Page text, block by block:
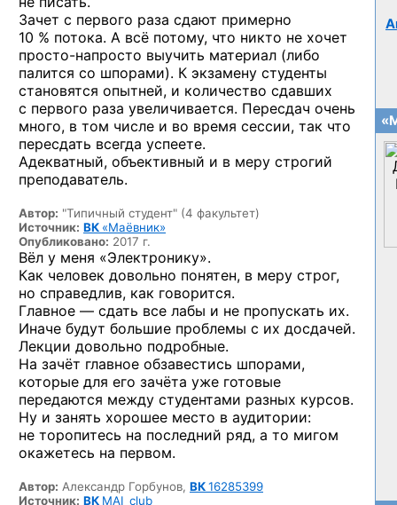
Зачет с первого раза сдают примерно
10 % потока. А всё потому, что никто не хочет
просто-напросто выучить материал (либо
палится со шпорами). К экзамену студенты
становятся опытней, и количество сдавших
с первого раза увеличивается. Пересдач очень
много, в том числе и во время сессии, так что
пересдать всегда успеете.
Адекватный, объективный и в меру строгий
преподаватель.
Автор: "Типичный студент" (4 факультет)
Источник: ВК «Маёвник»
Опубликовано: 2017 г.
Вёл у меня «Электронику».
Как человек довольно понятен, в меру строг,
но справедлив, как говорится.
Главное — сдать все лабы и не пропускать их.
Иначе будут большие проблемы с их досдачей.
Лекции довольно подробные.
На зачёт главное обзавестись шпорами,
которые для его зачёта уже готовые
передаются между студентами разных курсов.
Ну и занять хорошее место в аудитории:
не торопитесь на последний ряд, а то мигом
окажетесь на первом.
Автор: Александр Горбунов, ВК16285399
Источник: ВК MAI_club